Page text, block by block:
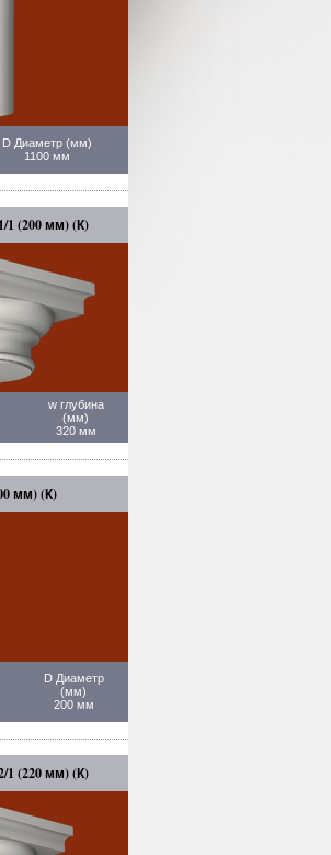
D Диаметр (мм)
1100 мм
1 (200 мм) (К)
w глубина
(мм)
320 мм
мм) (К)
D Диаметр
(мм)
200 мм
1 (220 мм) (К)